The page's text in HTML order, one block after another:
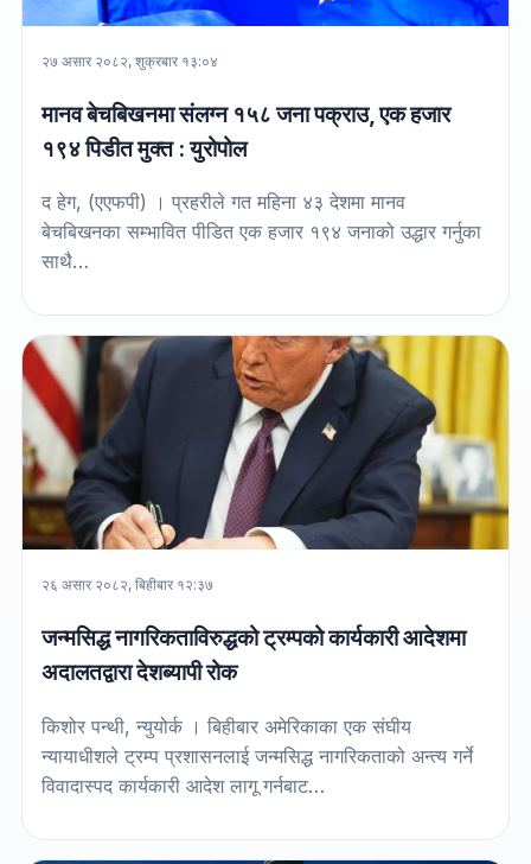
२७ असार २०८२, शुक्रबार १३:०४
मानव बेचबिखनमा संलग्न १५८ जना पक्राउ, एक हजार
१९४ पिडीत मुक्त : युरोपोल
द हेग, (एएफपी) । प्रहरीले गत महिना ४३ देशमा मानव
बेचबिखनका सम्भावित पीडित एक हजार १९४ जनाको उद्धार गर्नुका
साथै…
२६ असार २०८२, बिहीबार १२:३७
जन्मसिद्ध नागरिकताविरुद्धको ट्रम्पको कार्यकारी आदेशमा
अदालतद्वारा देशब्यापी रोक
किशोर पन्थी, न्युयोर्क । बिहीबार अमेरिकाका एक संघीय
न्यायाधीशले ट्रम्प प्रशासनलाई जन्मसिद्ध नागरिकताको अन्त्य गर्ने
विवादास्पद कार्यकारी आदेश लागू गर्नबाट…